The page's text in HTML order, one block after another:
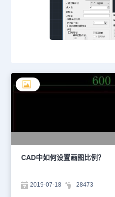
CAD中如何设置画图比例？
2019-07-18 28473